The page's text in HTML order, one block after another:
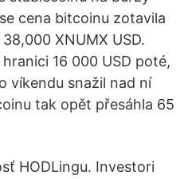
cena bitcoinu zotavila
XNUMX USD.
16 000 USD poté,
víkendu snažil nad ní
tak opět přesáhla 65
HODLingu. Investori